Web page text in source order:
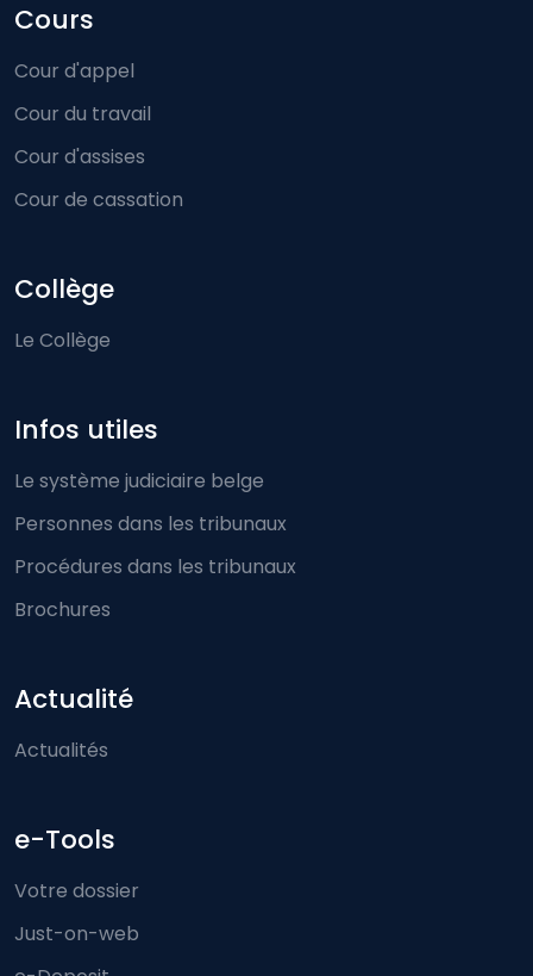
Cours
Cour d'appel
Cour du travail
Cour d'assises
Cour de cassation
Collège
Le Collège
Infos utiles
Le système judiciaire belge
Personnes dans les tribunaux
Procédures dans les tribunaux
Brochures
Actualité
Actualités
e-Tools
Votre dossier
Just-on-web